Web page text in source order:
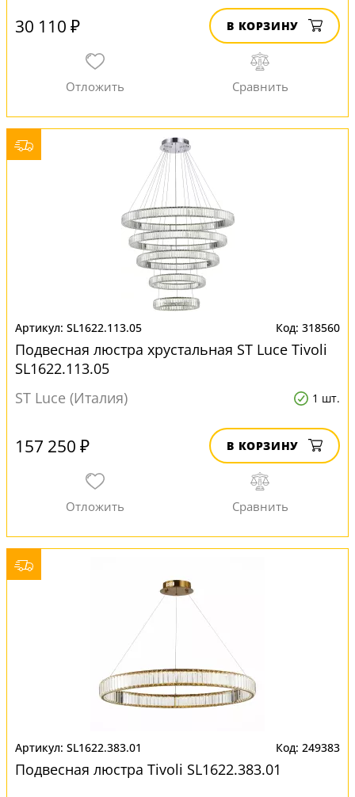
30 110 ₽ В КОРЗИНУ
SL1622.113.05 318560
Подвесная люстра хрустальная ST Luce Tivoli
SL1622.113.05
ST Luce (Италия)
1 шт.
157 250 ₽ В КОРЗИНУ
SL1622.383.01 249383
Подвесная люстра Tivoli SL1622.383.01